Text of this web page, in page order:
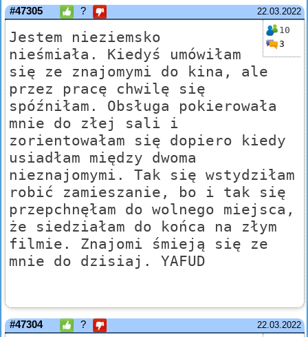
22.03.2022
#47305 ?
10
3
Jestem nieziemsko
nieśmiała. Kiedyś umówiłam
się ze znajomymi do kina, ale
przez pracę chwilę się
spóźniłam. Obsługa pokierowała
mnie do złej sali i
zorientowałam się dopiero kiedy
usiadłam między dwoma
nieznajomymi. Tak się wstydziłam
robić zamieszanie, bo i tak się
przepchnęłam do wolnego miejsca,
że siedziałam do końca na złym
filmie. Znajomi śmieją się ze
mnie do dzisiaj. YAFUD
22.03.2022
#47304 ?